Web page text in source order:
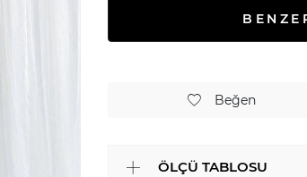
Beğen
ÖLÇÜ TABLOSU